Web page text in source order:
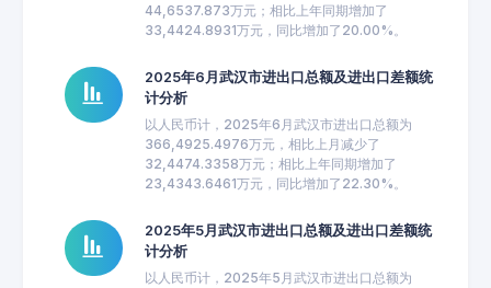
44,6537.873万元；相比上年同期增加了
33,4424.8931万元，同比增加了20.00%。
2025年6月武汉市进出口总额及进出口差额统
计分析
以人民币计，2025年6月武汉市进出口总额为
366,4925.4976万元，相比上月减少了
32,4474.3358万元；相比上年同期增加了
23,4343.6461万元，同比增加了22.30%。
2025年5月武汉市进出口总额及进出口差额统
计分析
以人民币计，2025年5月武汉市进出口总额为